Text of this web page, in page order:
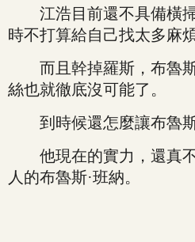
江浩目前還不具備橫掃
時不打算給自己找太多麻煩
而且幹掉羅斯，布魯斯
絲也就徹底沒可能了。
到時候還怎麼讓布魯斯
他現在的實力，還真不
人的布魯斯·班納。